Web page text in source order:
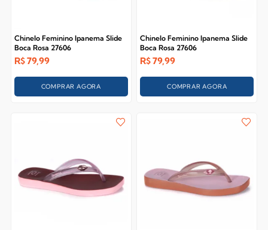
Chinelo Feminino Ipanema Slide
Boca Rosa 27606
R$79,99
COMPRAR AGORA
Chinelo Feminino Ipanema Slide
Boca Rosa 27606
R$79,99
COMPRAR AGORA